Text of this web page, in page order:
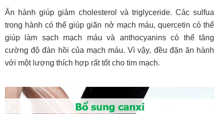
Ăn hành giúp giảm cholesterol và triglyceride. Các sulfua
trong hành có thể giúp giãn nở mạch máu, quercetin có thể
giúp làm sạch mạch máu và anthocyanins có thể tăng
cường độ đàn hồi của mạch máu. Vì vậy, đều đặn ăn hành
với một lượng thích hợp rất tốt cho tim mạch.